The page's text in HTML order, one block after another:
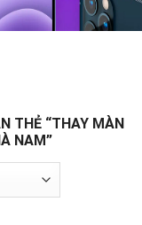
THẺ “THAY MÀN
NAM”